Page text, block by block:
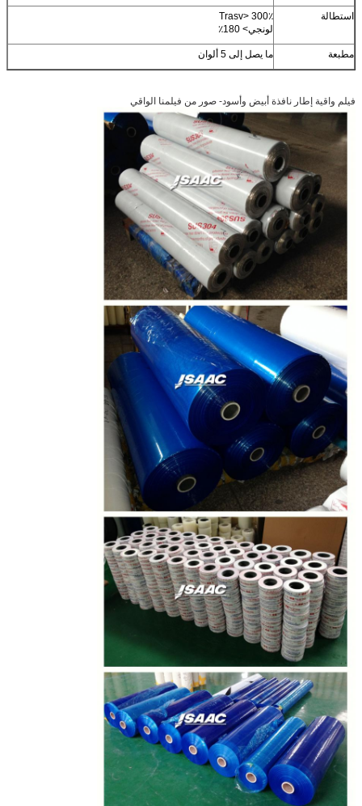
استطالة
Trasv> 300٪
لونجي> 180٪
مطبعة ما يصل إلى 5 ألوان
فيلم واقية إطار نافذة أبيض وأسود- صور من فيلمنا الواقي